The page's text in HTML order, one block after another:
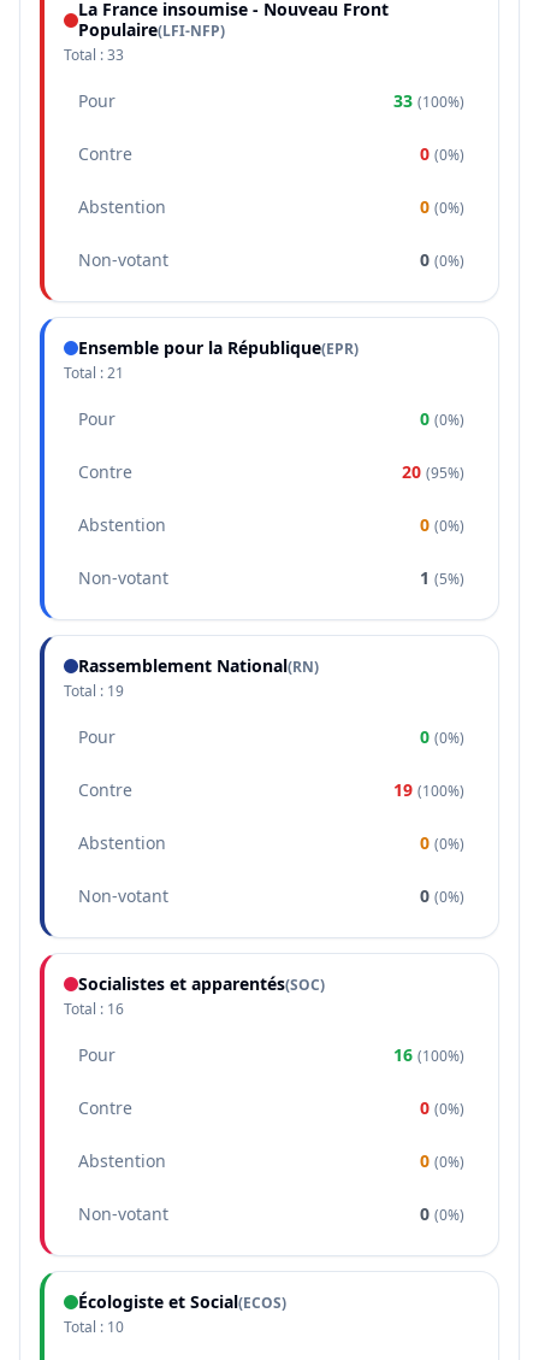
La France insoumise - Nouveau Front
Populaire(LFI-NFP)
Total :33
Pour 33 (100%)
Contre 0 (0%)
Abstention 0 (0%)
Non-votant 0 (0%)
Ensemble pour la République(EPR)
Total :21
Pour 0 (0%)
Contre 20 (95%)
Abstention 0 (0%)
Non-votant 1 (5%)
Rassemblement National(RN)
Total : 19
Pour 0 (0%)
Contre 19 (100%)
Abstention 0 (0%)
Non-votant 0 (0%)
Socialistes et apparentés(SOC)
Total : 16
Pour 16 (100%)
Contre 0 (0%)
Abstention 0 (0%)
Non-votant 0 (0%)
Écologiste et Social(ECOS)
Total : 10